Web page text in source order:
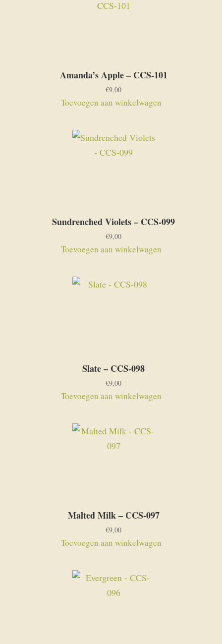
Amanda’s Apple – CCS-101
€9,00
Toevoegen aan winkelwagen
Sundrenched Violets – CCS-099
€9,00
Toevoegen aan winkelwagen
Slate – CCS-098
€9,00
Toevoegen aan winkelwagen
Malted Milk – CCS-097
€9,00
Toevoegen aan winkelwagen